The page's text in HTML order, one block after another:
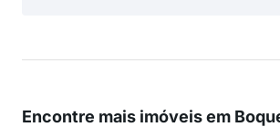
Encontre mais imóveis em